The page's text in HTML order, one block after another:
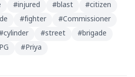
#injured #blast #citizen
#fighter #Commissioner
cylinder #street #brigade
#Priya